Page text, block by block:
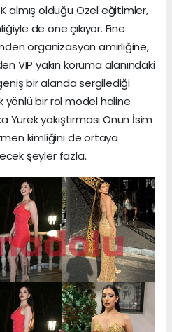
almış olduğu Özel eğitimler,
de öne çıkıyor. Fine
organizasyon amirliğine,
VIP yakın koruma alanındaki
bir alanda sergilediği
yönlü bir rol model haline
yakıştırması Onun İsim
kimliğini de ortaya
şeyler fazla..